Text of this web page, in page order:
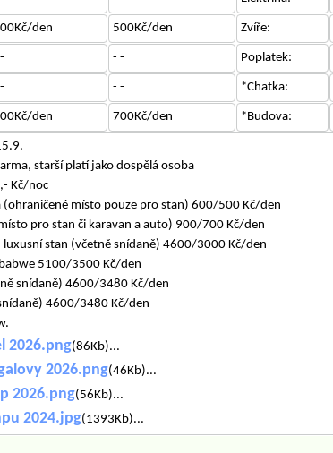
den 500Kč/den Zvíře:
- - Poplatek:
- - *Chatka:
den 700Kč/den *Budova:
starší platí jako dospělá osoba
Kč/noc
(ohraničené místo pouze pro stan) 600/500 Kč/den
pro stan či karavan a auto) 900/700 Kč/den
stan (včetně snídaně) 4600/3000 Kč/den
5100/3500 Kč/den
snídaně) 4600/3480 Kč/den
4600/3480 Kč/den
2026.png(86Kb)...
2026.png(46Kb)...
2026.png(56Kb)...
2024.jpg(1393Kb)...